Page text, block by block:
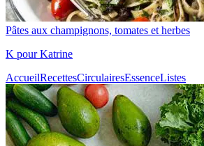
Pâtes aux champignons, tomates et herbes
K pour Katrine
AccueilRecettesCirculairesEssenceListes